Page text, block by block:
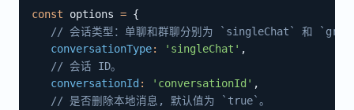
const options = {
// 会话类型：单聊和群聊分别为 `singleChat` 和
conversationType: 'singleChat' ,
// 会话 ID。
conversationId : 'conversationId' ,
// 是否删除本地消息, 默认值为 `true`。